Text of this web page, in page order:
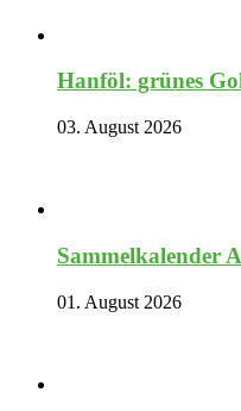
Hanföl: grünes
03. August 2026
Sammelkalender
01. August 2026